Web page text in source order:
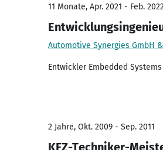
11 Monate, Apr. 2021 - Feb.
Automotive Synergies GmbH &
Entwickler Embedded Systems
2 Jahre, Okt. 2009 - Sep. 2011
KFZ-Techniker-